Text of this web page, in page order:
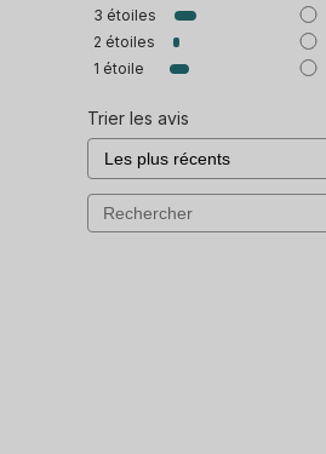
3 étoiles
2 étoiles
1 étoile
Trier les avis